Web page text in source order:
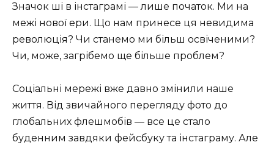
Значок ші в інстаграмі — лише початок. Ми на
межі нової ери. Що нам принесе ця невидима
революція? Чи станемо ми більш освіченими?
Чи, може, загрібемо ще більше проблем?
Соціальні мережі вже давно змінили наше
життя. Від звичайного перегляду фото до
глобальних флешмобів — все це стало
буденним завдяки фейсбуку та інстаграму. Але